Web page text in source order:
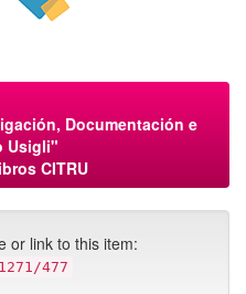
Documentación e
Usigli"
CITRU
or link to this item:
477